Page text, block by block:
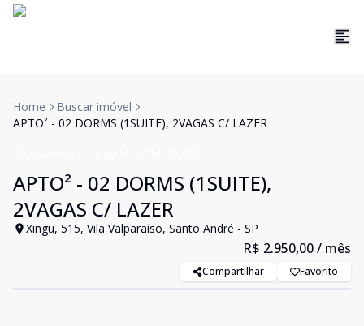
Home
Buscar imóvel
APTO² - 02 DORMS (1SUITE), 2VAGAS C/ LAZER
APTO² - 02 DORMS (1SUITE),
2VAGAS C/ LAZER
Xingu, 515, Vila Valparaíso, Santo André - SP
R$ 2.950,00/ mês
Compartilhar Favorito